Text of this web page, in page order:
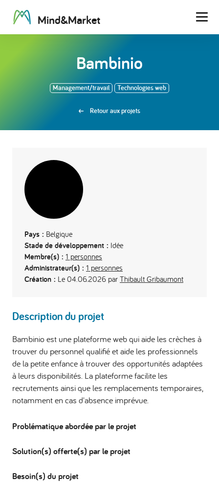
Mind&Market
Bambinio
Management/travail Technologies web
Retour aux projets
Pays : Belgique
Stade de développement : Idée
Membre(s) : 1 personnes
Administrateur(s) : 1 personnes
Création : Le 04.06.2026 par Thibault Gribaumont
Description du projet
Bambinio est une plateforme web qui aide les crèches à
trouver du personnel qualifié et aide les professionnels
de la petite enfance à trouver des opportunités adaptées
à leurs disponibilités. La plateforme facilite les
recrutements ainsi que les remplacements temporaires,
notamment en cas d'absence imprévue.
Problématique abordée par le projet
Solution(s) offerte(s) par le projet
Besoin(s) du projet